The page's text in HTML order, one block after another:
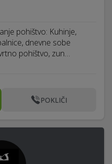
pohištvo: Kuhinje,
dnevne sobe
pohištvo, zun…
POKLIČI